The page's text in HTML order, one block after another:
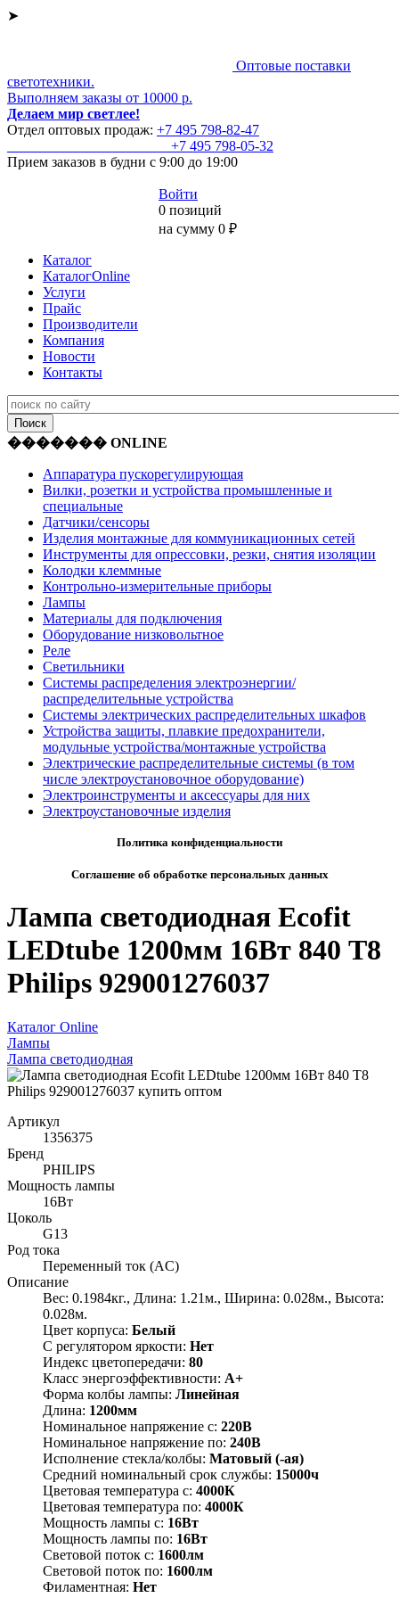
➤
Оптовые поставки
светотехники.
Выполняем заказы от 10000 р.
Делаем мир светлее!
Отдел оптовых продаж: +7 495 798-82-47
+7 495 798-05-32
Прием заказов в будни с 9:00 до 19:00
Войти
0 позиций
на сумму 0 ₽
Каталог
КаталогOnline
Услуги
Прайс
Производители
Компания
Новости
Контакты
������� ONLINE
Аппаратура пускорегулирующая
Вилки, розетки и устройства промышленные и
специальные
Датчики/сенсоры
Изделия монтажные для коммуникационных сетей
Инструменты для опрессовки, резки, снятия изоляции
Колодки клеммные
Контрольно-измерительные приборы
Лампы
Материалы для подключения
Оборудование низковольтное
Реле
Светильники
Системы распределения электроэнергии/
распределительные устройства
Системы электрических распределительных шкафов
Устройства защиты, плавкие предохранители,
модульные устройства/монтажные устройства
Электрические распределительные системы (в том
числе электроустановочное оборудование)
Электроинструменты и аксессуары для них
Электроустановочные изделия
Политика конфиденциальности
Соглашение об обработке персональных данных
Лампа светодиодная Ecofit
LEDtube 1200мм 16Вт 840 T8
Philips 929001276037
Каталог Online
Лампы
Лампа светодиодная
Артикул
1356375
Бренд
PHILIPS
Мощность лампы
16Вт
Цоколь
G13
Род тока
Переменный ток (AC)
Описание
Вес: 0.1984кг., Длина: 1.21м., Ширина: 0.028м., Высота:
0.028м.
Цвет корпуса: Белый
С регулятором яркости: Нет
Индекс цветопередачи: 80
Класс энергоэффективности: A+
Форма колбы лампы: Линейная
Длина: 1200мм
Номинальное напряжение с: 220В
Номинальное напряжение по: 240В
Исполнение стекла/колбы: Матовый (-ая)
Средний номинальный срок службы: 15000ч
Цветовая температура с: 4000К
Цветовая температура по: 4000К
Мощность лампы с: 16Вт
Мощность лампы по: 16Вт
Световой поток с: 1600лм
Световой поток по: 1600лм
Филаментная: Нет